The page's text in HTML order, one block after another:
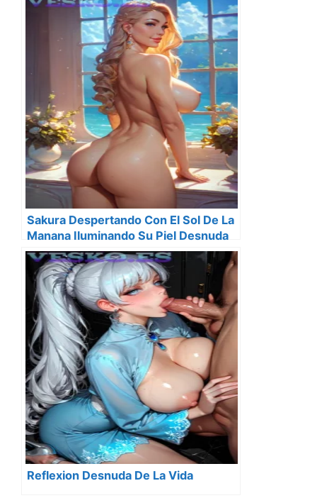
Sakura Despertando Con El Sol De La
Manana Iluminando Su Piel Desnuda
Reflexion Desnuda De La Vida